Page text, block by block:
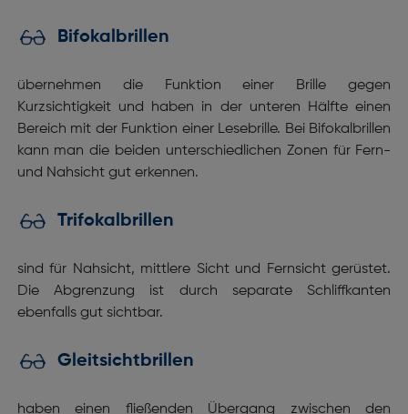
Bifokalbrillen
übernehmen die Funktion einer Brille gegen
Kurzsichtigkeit und haben in der unteren Hälfte einen
Bereich mit der Funktion einer Lesebrille. Bei Bifokalbrillen
kann man die beiden unterschiedlichen Zonen für Fern-
und Nahsicht gut erkennen.
Trifokalbrillen
sind für Nahsicht, mittlere Sicht und Fernsicht gerüstet.
Die Abgrenzung ist durch separate Schliffkanten
ebenfalls gut sichtbar.
Gleitsichtbrillen
haben einen fließenden Übergang zwischen den